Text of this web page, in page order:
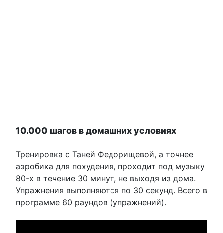
10.000 шагов в домашних условиях
Тренировка с Таней Федорищевой, а точнее
аэробика для похудения, проходит под музыку
80-х в течение 30 минут, не выходя из дома.
Упражнения выполняются по 30 секунд. Всего в
программе 60 раундов (упражнений).